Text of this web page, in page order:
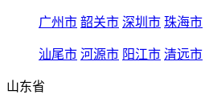
广州市 韶关市 深圳市 珠海市
汕尾市 河源市 阳江市 清远市
山东省